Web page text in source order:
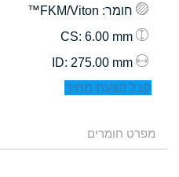
חומר: FKM/Viton™
: 6.00 mm
: 275.00 mm
קבל הצעת מחיר
מפרט חומרים